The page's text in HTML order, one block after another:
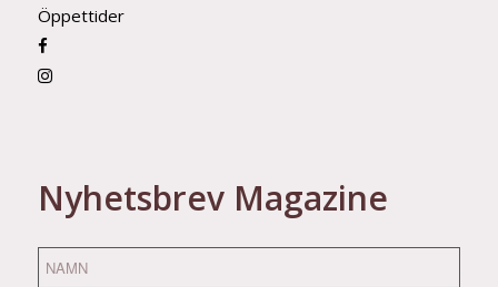
Öppettider
Nyhetsbrev Magazine